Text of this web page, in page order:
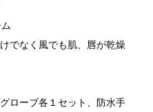
でなく風でも肌、唇が乾燥
ローブ各１セット、防水手